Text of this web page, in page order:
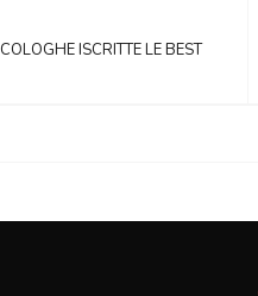
ISCRITTE LE BEST